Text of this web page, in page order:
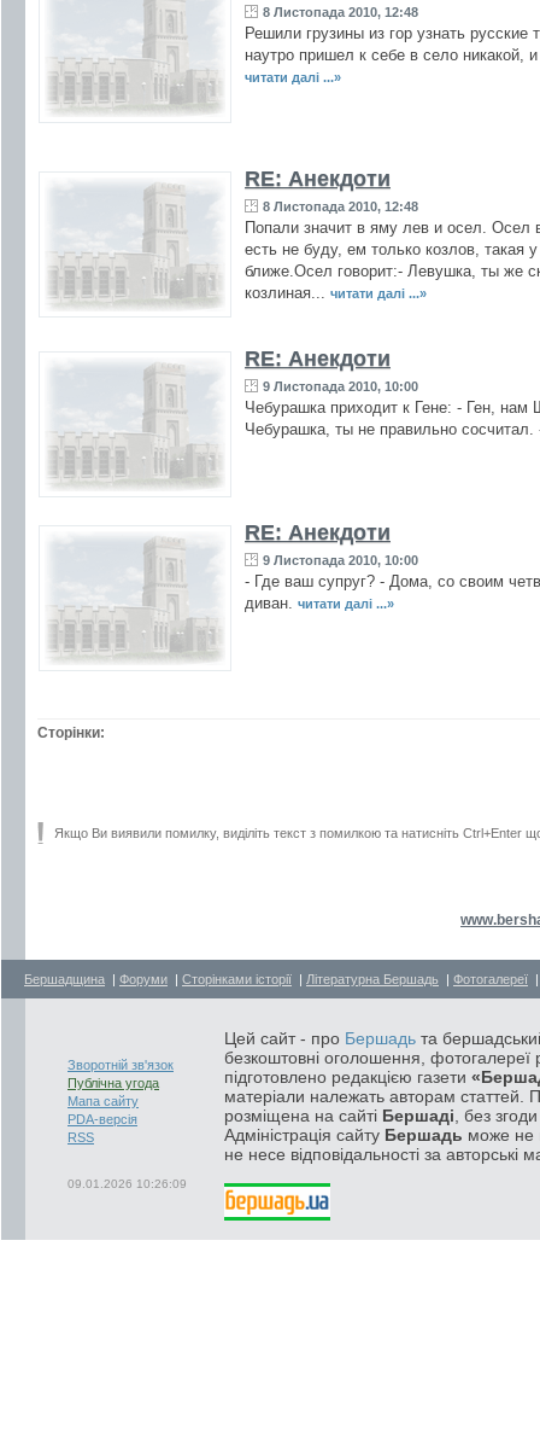
8 Листопада 2010, 12:48
Решили грузины из гор узнать
наутро пришел к себе в село
читати далі ...»
RE: Анекдоти
8 Листопада 2010, 12:48
Попали значит в яму лев и осел. Осел
есть не буду, ем только козлов, такая
ближе.Осел говорит:- Левушка, ты же
козлиная... читати далі ...»
RE: Анекдоти
9 Листопада 2010, 10:00
Чебурашка приходит к Гене: - Ген, нам
Чебурашка, ты не правильно
RE: Анекдоти
9 Листопада 2010, 10:00
- Где ваш супруг? - Дома, со своим
диван. читати далі ...»
Сторінки:
Якщо Ви виявили помилку, виділіть текст з помилкою та натисніть Ctrl+Enter
Бершадщина | Форуми | Сторінками історії | Літературна Бершадь | Фотогалереї
Зворотній зв'язок
Публічна угода
Мапа сайту
PDA-версія
RSS
09.01.2026 10:26:09
Цей сайт - про Бершадь та
безкоштовні оголошення, фотогалереї
підготовлено редакцією газети
матеріали належать авторам статтей.
розміщена на сайті Бершаді , без
Адміністрація сайту Бершадь може не
не несе відповідальності за авторські